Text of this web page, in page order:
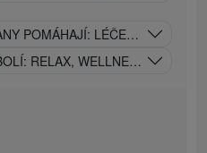
POMÁHAJÍ: LÉČEBNÝ
RELAX, WELLNESS A